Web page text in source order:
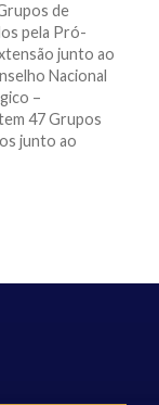
de
pela Pró-
junto ao
Nacional
–
47 Grupos
junto ao